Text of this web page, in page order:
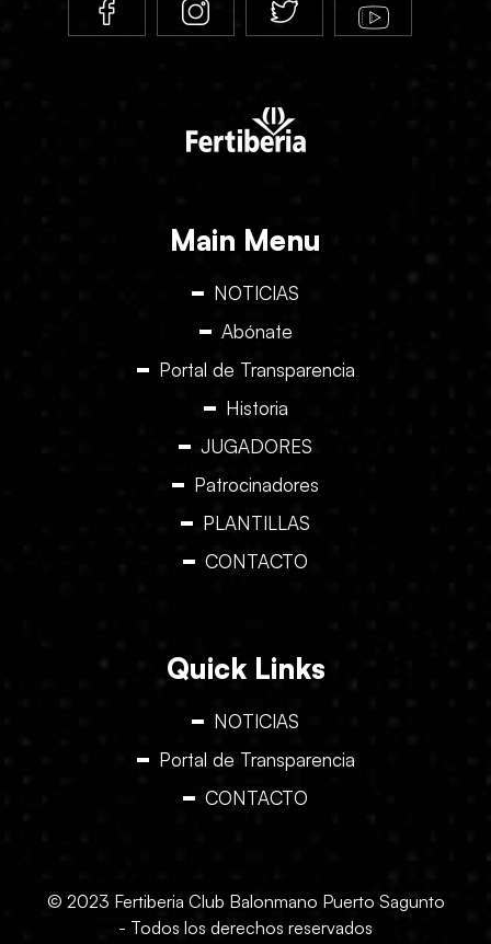
Main Menu
NOTICIAS
Abónate
Portal de Transparencia
Historia
JUGADORES
Patrocinadores
PLANTILLAS
CONTACTO
Quick Links
NOTICIAS
Portal de Transparencia
CONTACTO
© 2023 Fertiberia Club Balonmano Puerto Sagunto
- Todos los derechos reservados